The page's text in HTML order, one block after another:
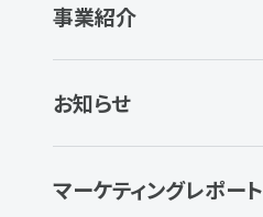
事業紹介
お知らせ
マーケティングレポート